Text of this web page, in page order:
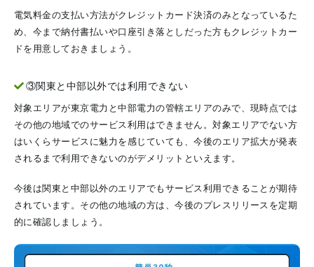
電気料金の支払い方法がクレジットカード決済のみとなっているた
め、今まで納付書払いや口座引き落としだった方もクレジットカー
ドを用意しておきましょう。
③関東と中部以外では利用できない
対象エリアが東京電力と中部電力の管轄エリアのみで、現時点では
その他の地域でのサービス利用はできません。対象エリアでない方
はいくらサービスに魅力を感じていても、今後のエリア拡大が発表
されるまで利用できないのがデメリットといえます。
今後は関東と中部以外のエリアでもサービス利用できることが期待
されています。その他の地域の方は、今後のプレスリリースを定期
的に確認しましょう。